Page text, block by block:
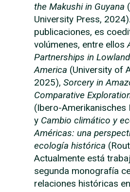
the Makushi in Guyana
University Press,
publicaciones, es
volúmenes, entre ellos
Partnerships in
America (University of
2025), Sorcery in
Comparative
(Ibero-Amerikanisches
y Cambio climático y
Américas: una
ecología histórica
Actualmente está
segunda monografía
relaciones históricas